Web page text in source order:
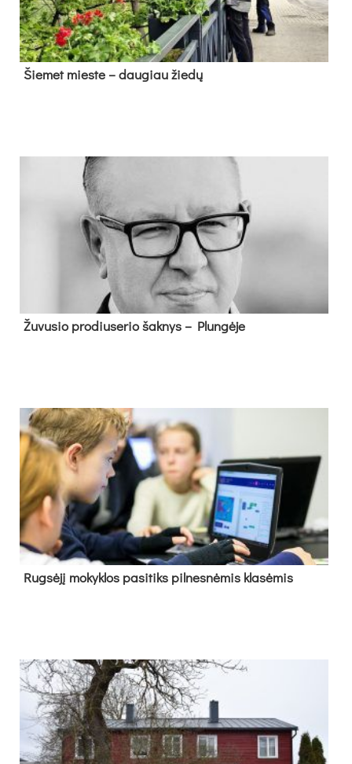
Šie­met mies­te – dau­giau žie­dų
Žu­vu­sio pro­diu­se­rio šak­nys – Plun­gė­je
Rug­sė­jį mo­kyk­los pa­si­tiks pil­nes­nė­mis kla­sė­mis